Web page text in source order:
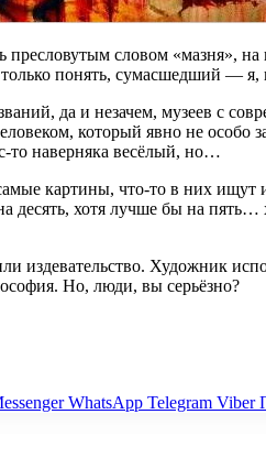
пресловутым словом «мазня»,
понять, сумасшедший — я,
да и незачем, музеев с
который явно не
то наверняка весёлый, но…
картины, что-то в них
десять, хотя лучше бы на
издевательство. Художник
Но, люди, вы серьёзно?
WhatsApp Telegram Viber